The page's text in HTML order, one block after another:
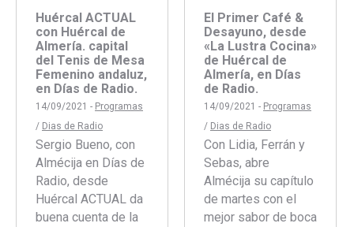
Huércal ACTUAL
con Huércal de
Almería. capital
del Tenis de Mesa
Femenino andaluz,
en Días de Radio.
14/09/2021 - Programas
/ Dias de Radio
Sergio Bueno, con
Almécija en Días de
Radio, desde
Huércal ACTUAL da
buena cuenta de la
El Primer Café &
Desayuno, desde
«La Lustra Cocina»
de Huércal de
Almería, en Días
de Radio.
14/09/2021 - Programas
/ Dias de Radio
Con Lidia, Ferrán y
Sebas, abre
Almécija su capítulo
de martes con el
mejor sabor de boca